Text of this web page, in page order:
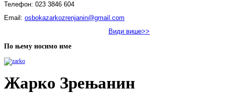
Телефон: 023 3846 604
Email: osbokazarkozrenjanin@gmail.com
Види више>>
По њему носимо име
Жарко Зрењанин